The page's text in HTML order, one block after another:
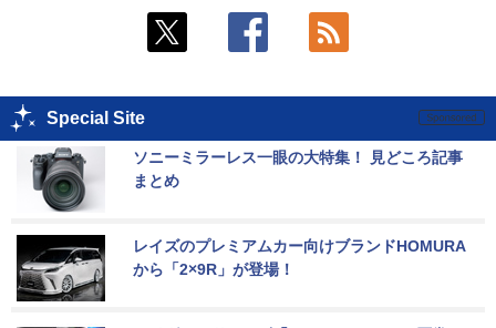
Special Site
ソニーミラーレス一眼の大特集！ 見どころ記事
まとめ
レイズのプレミアムカー向けブランドHOMURA
から「2×9R」が登場！